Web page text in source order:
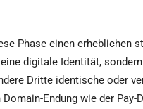
Phase einen erheblichen
digitale Identität,
Dritte identische oder
Endung wie der